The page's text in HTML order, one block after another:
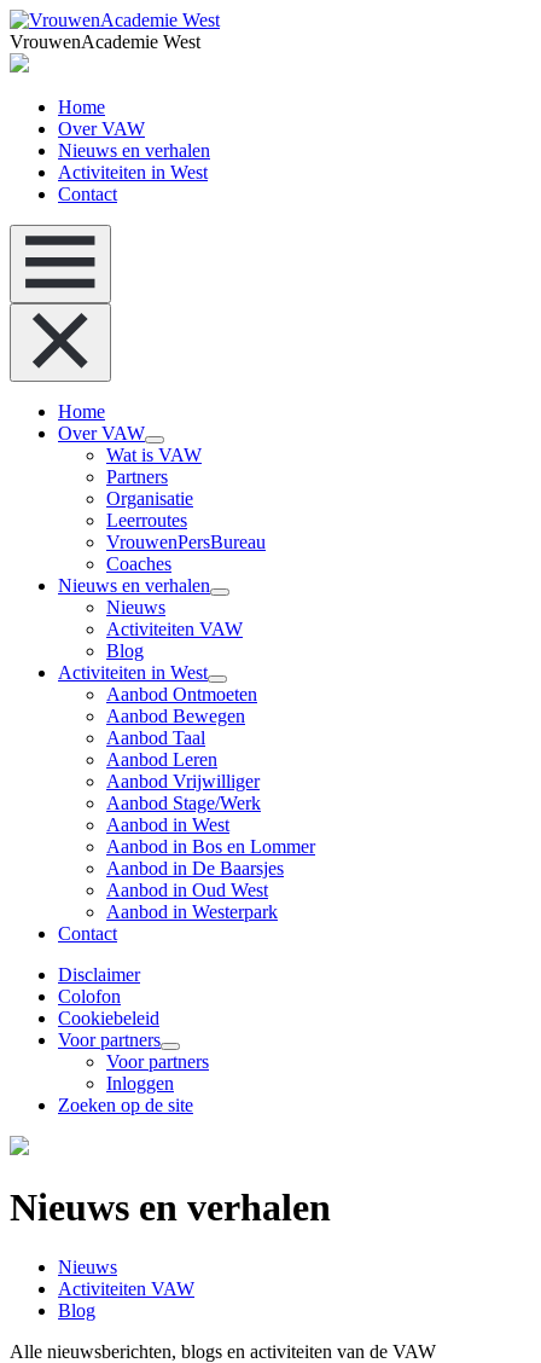
VrouwenAcademie West
Home
Over VAW
Nieuws en verhalen
Activiteiten in West
Contact
Home
Over VAW
Wat is VAW
Partners
Organisatie
Leerroutes
VrouwenPersBureau
Coaches
Nieuws en verhalen
Nieuws
Activiteiten VAW
Blog
Activiteiten in West
Aanbod Ontmoeten
Aanbod Bewegen
Aanbod Taal
Aanbod Leren
Aanbod Vrijwilliger
Aanbod Stage/Werk
Aanbod in West
Aanbod in Bos en Lommer
Aanbod in De Baarsjes
Aanbod in Oud West
Aanbod in Westerpark
Contact
Disclaimer
Colofon
Cookiebeleid
Voor partners
Voor partners
Inloggen
Zoeken op de site
Nieuws en verhalen
Nieuws
Activiteiten VAW
Blog
Alle nieuwsberichten, blogs en activiteiten van de VAW